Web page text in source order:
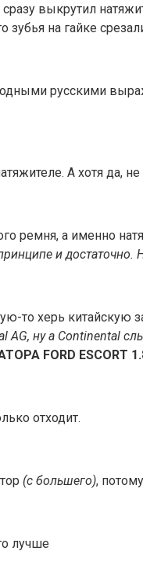
выкрутил
зубья на гайке
русскими
А хотя да,
ремня, а именно
и
то херь китайскую
AG, ну а Continental
FORD ESCORT
отходит.
(с большего),
лучше